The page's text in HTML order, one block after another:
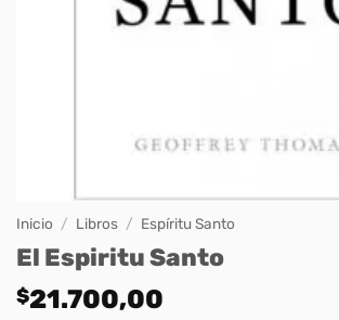
Inicio / Libros / Espíritu Santo
El Espiritu Santo
$21.700,00